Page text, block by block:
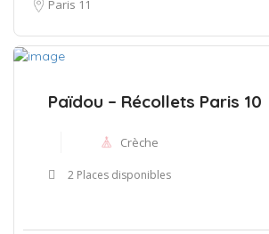
Paris 11
Païdou – Récollets Paris 10
Crèche
2 Places disponibles